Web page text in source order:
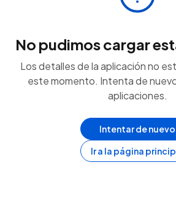
No pudimos cargar
Los detalles de la aplicación no
este momento. Intenta de
aplicaciones.
Intentar de nuevo
Ir a la página